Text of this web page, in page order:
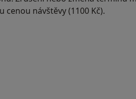
návštěvy (1100 Kč).